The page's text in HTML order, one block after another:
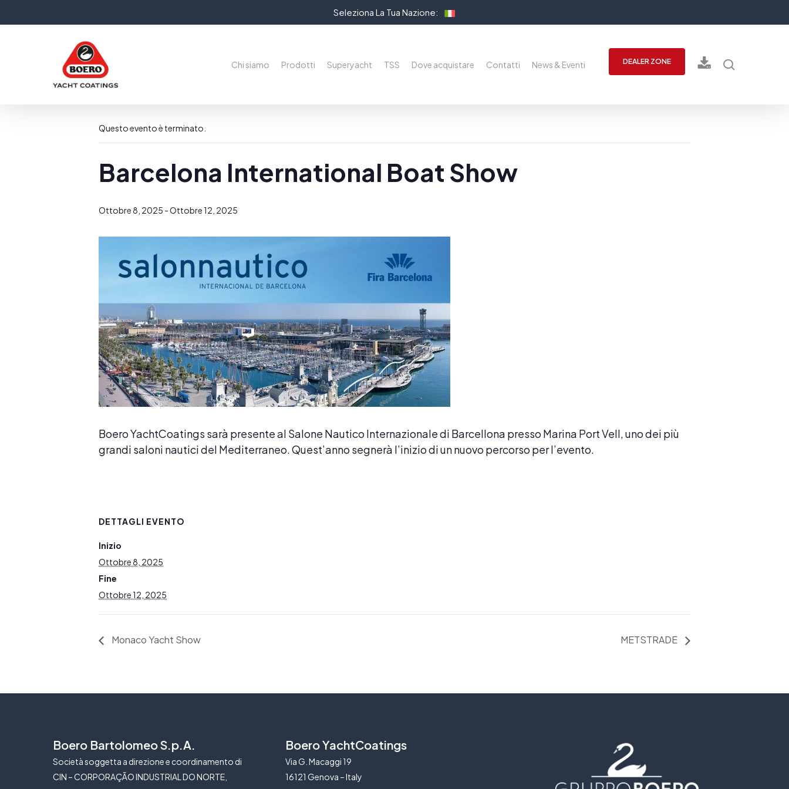
to
Seleziona La Tua Nazione:
Chi siamo Prodotti Superyacht TSS Dove acquistare Contatti News & Eventi DEALER ZONE
« Tutti gli Eventi
Questo evento è terminato.
Barcelona International Boat Show
Ottobre 8, 2025 -Ottobre 12, 2025
Boero YachtCoatings sarà presente al Salone Nautico Internazionale di Barcellona presso Marina Port Vell, uno dei più
grandi saloni nautici del Mediterraneo. Quest’anno segnerà l’inizio di un nuovo percorso per l’evento.
DETTAGLI EVENTO
Inizio
Ottobre 8, 2025
Fine
Ottobre 12, 2025
Monaco Yacht Show METSTRADE
Boero Bartolomeo S.p.A.
Società soggetta a direzione e coordinamento di
CIN – CORPORAÇÃO INDUSTRIAL DO NORTE,
Boero YachtCoatings
Via G. Macaggi 19
16121 Genova – Italy